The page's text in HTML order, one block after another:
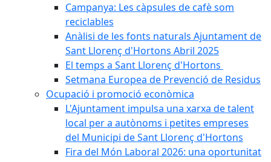
Campanya: Les càpsules de cafè som
reciclables
Anàlisi de les fonts naturals Ajuntament de
Sant Llorenç d'Hortons Abril 2025
El temps a Sant Llorenç d'Hortons
Setmana Europea de Prevenció de Residus
Ocupació i promoció econòmica
L'Ajuntament impulsa una xarxa de talent
local per a autònoms i petites empreses
del Municipi de Sant Llorenç d'Hortons
Fira del Món Laboral 2026: una oportunitat